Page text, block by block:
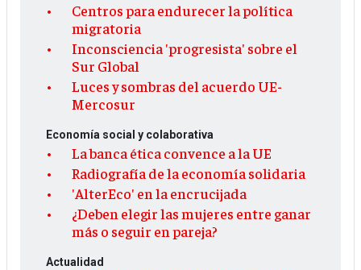
Centros para endurecer la política
migratoria
Inconsciencia 'progresista' sobre el
Sur Global
Luces y sombras del acuerdo UE-
Mercosur
Economía social y colaborativa
La banca ética convence a la UE
Radiografía de la economía solidaria
'AlterEco' en la encrucijada
¿Deben elegir las mujeres entre ganar
más o seguir en pareja?
Actualidad